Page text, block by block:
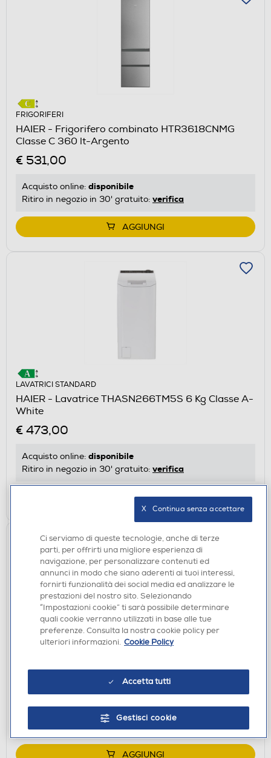
FRIGORIFERI
HAIER - Frigorifero combinato HTR3618CNMG
Classe C 360 lt-Argento
€ 531,00
Acquisto online: disponibile
Ritiro in negozio in 30' gratuito: verifica
AGGIUNGI
LAVATRICI STANDARD
HAIER - Lavatrice THASN266TM5S 6 Kg Classe A-
White
€ 473,00
Acquisto online: disponibile
Ritiro in negozio in 30' gratuito: verifica
AGGIUNGI
HAIER - Asciugatrice 9KG Classe C-Bianco
disponibile
Ritiro in negozio in 30' gratuito:
AGGIUNGI
Ci serviamo di queste tecnologie, anche di terze
parti, per offrirti una migliore esperienza di
navigazione, per personalizzare contenuti ed
annunci in modo che siano aderenti ai tuoi interessi,
fornirti funzionalità dei social media ed analizzare le
prestazioni del nostro sito. Selezionando
“Impostazioni cookie” ti sarà possibile determinare
quali cookie verranno utilizzati in base alle tue
preferenze. Consulta la nostra cookie policy per
ulteriori informazioni. Cookie Policy
Accetta tutti
Gestisci cookie
X   Continua senza accettare